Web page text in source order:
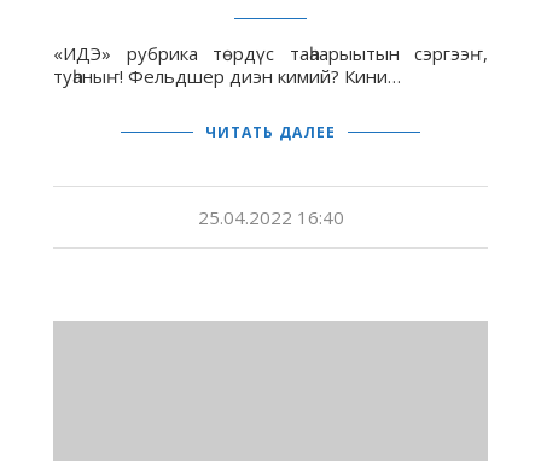
«ИДЭ» рубрика төрдүс таһаарыытын сэргээҥ,
туһаныҥ! Фельдшер диэн кимий? Кини…
ЧИТАТЬ ДАЛЕЕ
25.04.2022 16:40